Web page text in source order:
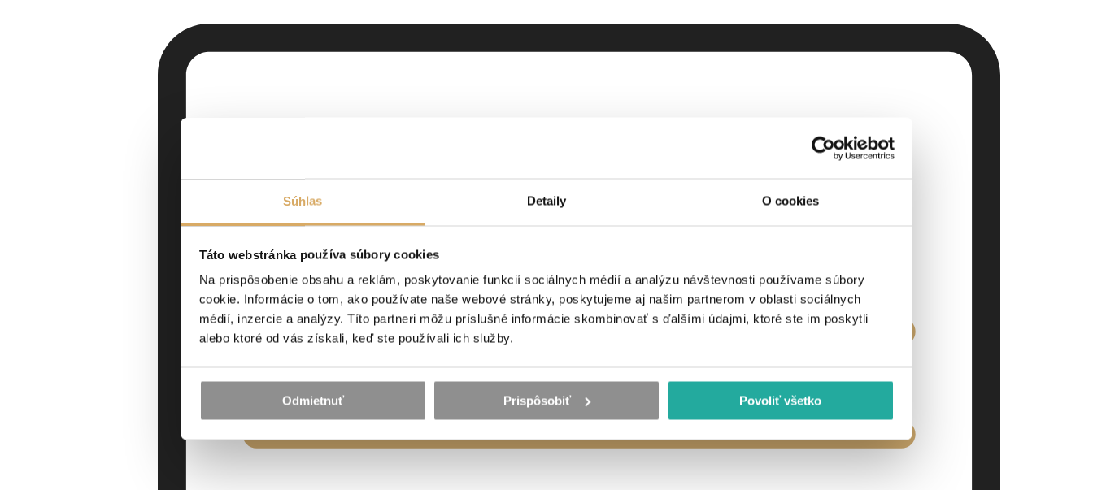
Súhlas Detaily O cookies
Táto webstránka používa súbory cookies
Na prispôsobenie obsahu a reklám, poskytovanie funkcií sociálnych médií a analýzu návštevnosti používame súbory
cookie. Informácie o tom, ako používate naše webové stránky, poskytujeme aj našim partnerom v oblasti sociálnych
médií, inzercie a analýzy. Títo partneri môžu príslušné informácie skombinovať s ďalšími údajmi, ktoré ste im poskytli
alebo ktoré od vás získali, keď ste používali ich služby.
Odmietnuť Prispôsobiť Povoliť všetko